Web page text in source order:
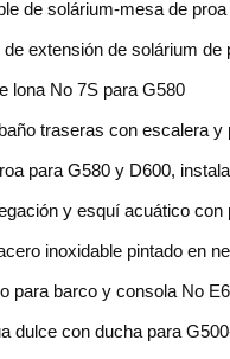
de solárium-mesa de
extensión de solárium de
lona No 7S para G580
traseras con escalera
para G580 y D600,
y esquí acuático
inoxidable pintado en
para barco y consola No
dulce con ducha para